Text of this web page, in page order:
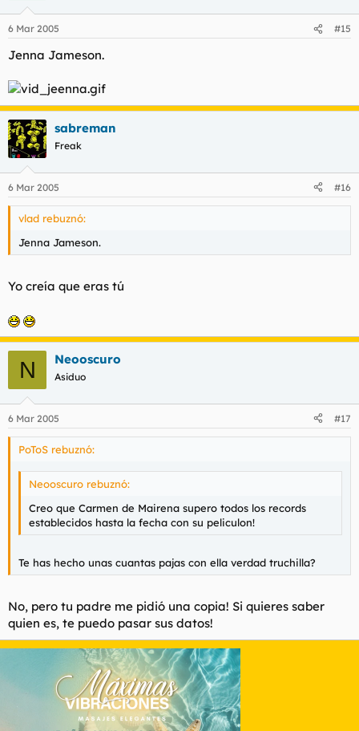
6 Mar 2005 #15
Jenna Jameson.
sabreman
Freak
6 Mar 2005 #16
vlad rebuznó:
Jenna Jameson.
Yo creía que eras tú
N Neooscuro
Asiduo
6 Mar 2005 #17
PoToS rebuznó:
Neooscuro rebuznó:
Creo que Carmen de Mairena supero todos los records
establecidos hasta la fecha con su peliculon!
Te has hecho unas cuantas pajas con ella verdad truchilla?
No, pero tu padre me pidió una copia! Si quieres saber
quien es, te puedo pasar sus datos!